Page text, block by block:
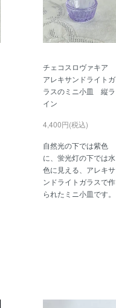
チェコスロヴァキア
アレキサンドライトガ
ラスのミニ小皿 縦ラ
イン
4,400円(税込)
自然光の下では紫色
に、蛍光灯の下では水
色に見える、アレキサ
ンドライトガラスで作
られたミニ小皿です。